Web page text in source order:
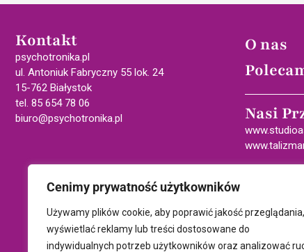
Cenimy prywatność użytkowników
Używamy plików cookie, aby poprawić jakość przeglądania,
wyświetlać reklamy lub treści dostosowane do
indywidualnych potrzeb użytkowników oraz analizować
Kontakt
psychotronika.pl
ul. Antoniuk Fabryczny 55 lok. 24
15-762 Białystok
tel. 85 654 78 06
biuro@psychotronika.pl
O nas
Nasi